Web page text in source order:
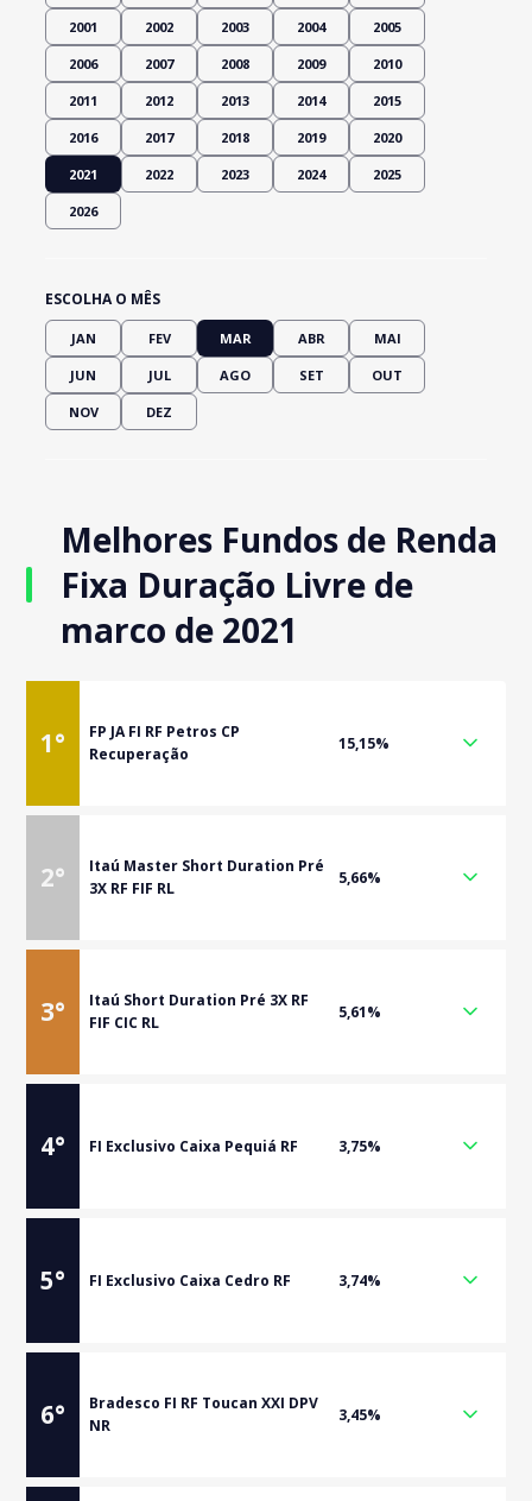
2001 2002 2003 2004 2005
2006 2007 2008 2009 2010
2011 2012 2013 2014 2015
2016 2017 2018 2019 2020
2021 2022 2023 2024 2025
2026
ESCOLHA O MÊS
JAN FEV MAR ABR MAI
JUN JUL AGO SET OUT
NOV DEZ
Melhores Fundos de Renda
Fixa Duração Livre de
marco de 2021
1°
FP JA FI RF Petros CP
Recuperação
15,15%
2°
Itaú Master Short Duration Pré
3X RF FIF RL
5,66%
3°
Itaú Short Duration Pré 3X RF
FIF CIC RL
5,61%
4° FI Exclusivo Caixa Pequiá RF 3,75%
5° FI Exclusivo Caixa Cedro RF 3,74%
6°
Bradesco FI RF Toucan XXI DPV
NR
3,45%